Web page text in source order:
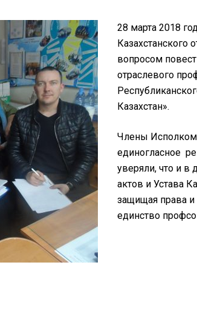
28 марта 2018
Казахстанского
вопросом
отраслевого
Казахстан».
Члены
единогласное
уверяли, что и в
актов и Устава
защищая права и
единство